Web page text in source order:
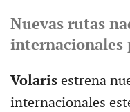
Nuevas rutas
internacionales
Volarisestrena
internacionales